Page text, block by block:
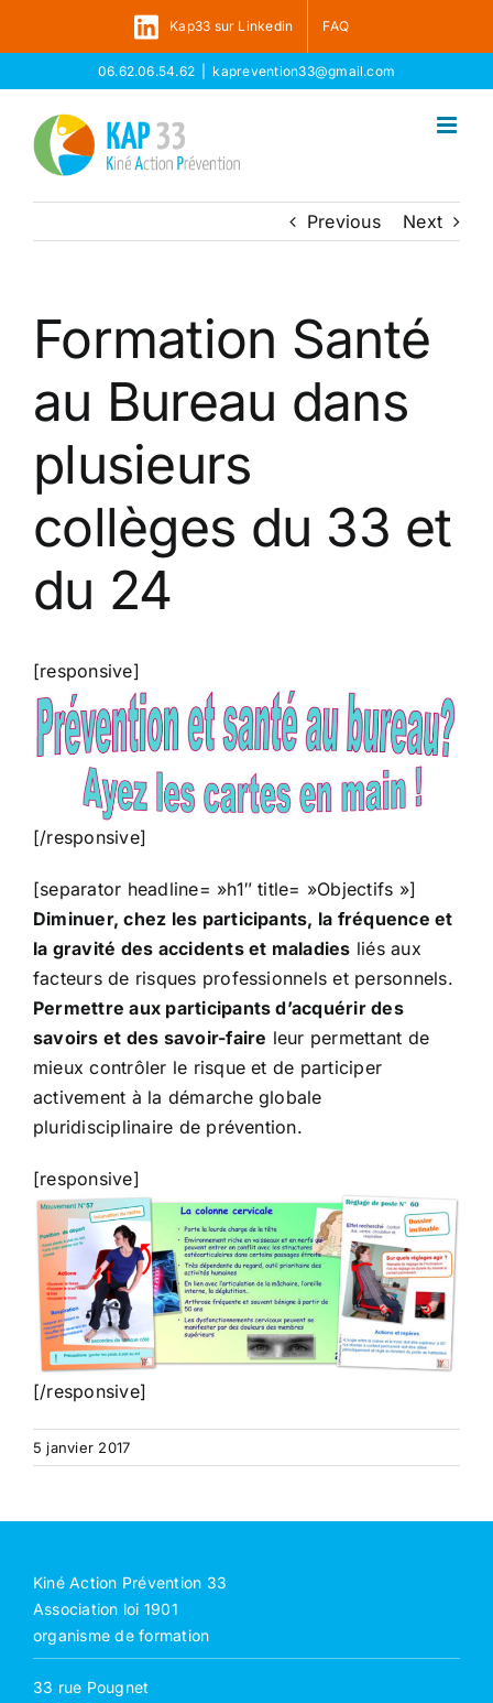
Kap33 sur Linkedin FAQ
06.62.06.54.62 kaprevention33@gmail.com
Previous Next
Formation Santé
au Bureau dans
plusieurs
collèges du 33 et
du 24
[responsive]
[/responsive]
[separator headline= »h1″ title= »Objectifs »]
Diminuer, chez les participants, la fréquence et
la gravité des accidents et maladies liés aux
facteurs de risques professionnels et personnels.
Permettre aux participants d’acquérir des
savoirs et des savoir-faire leur permettant de
mieux contrôler le risque et de participer
activement à la démarche globale
pluridisciplinaire de prévention.
[responsive]
[/responsive]
5 janvier 2017
Kiné Action Prévention 33
Association loi 1901
organisme de formation
33 rue Pougnet